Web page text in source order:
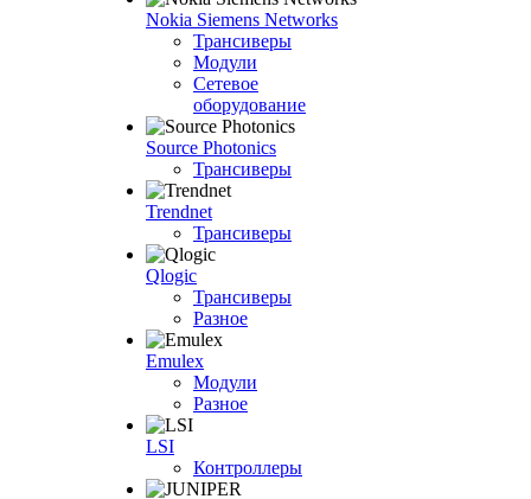
Nokia Siemens Networks
Трансиверы
Модули
Сетевое
оборудование
Source Photonics
Трансиверы
Trendnet
Трансиверы
Qlogic
Трансиверы
Разное
Emulex
Модули
Разное
LSI
Контроллеры